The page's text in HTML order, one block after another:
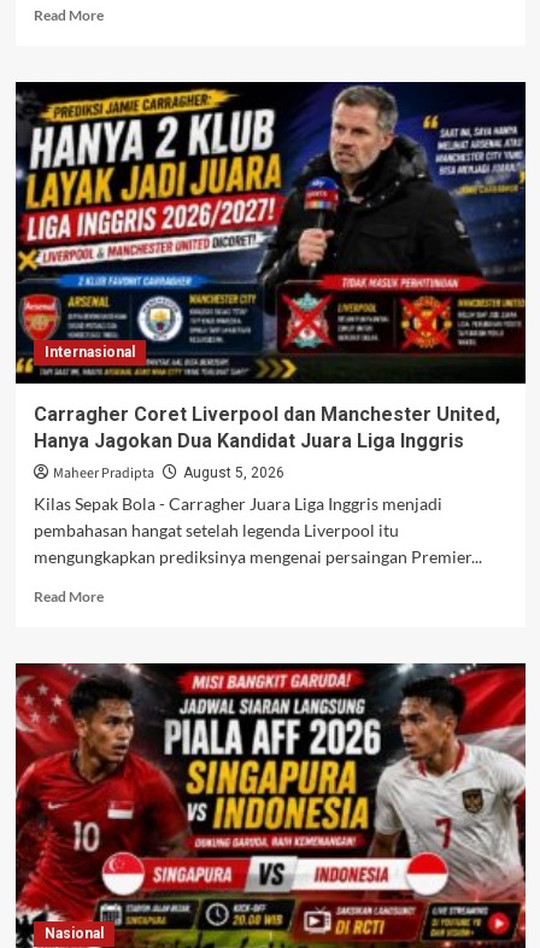
Read MoreRead
Daftar
Lengkap
Transfer
Manchester
United
Musim
Panas
2026,
Orozco
Jadi
Rekrutan
Terbaru
Internasional
Carragher Coret Liverpool dan Manchester United,
Hanya Jagokan Dua Kandidat Juara Liga Inggris
Maheer Pradipta August 5, 2026
Kilas Sepak Bola - Carragher Juara Liga Inggris menjadi
pembahasan hangat setelah legenda Liverpool itu
mengungkapkan prediksinya mengenai persaingan Premier...
Read MoreRead
Carragher
Coret
Liverpool
dan
Manchester
United,
Hanya
Jagokan
Dua
Kandidat
Juara
Liga
Inggris
Nasional